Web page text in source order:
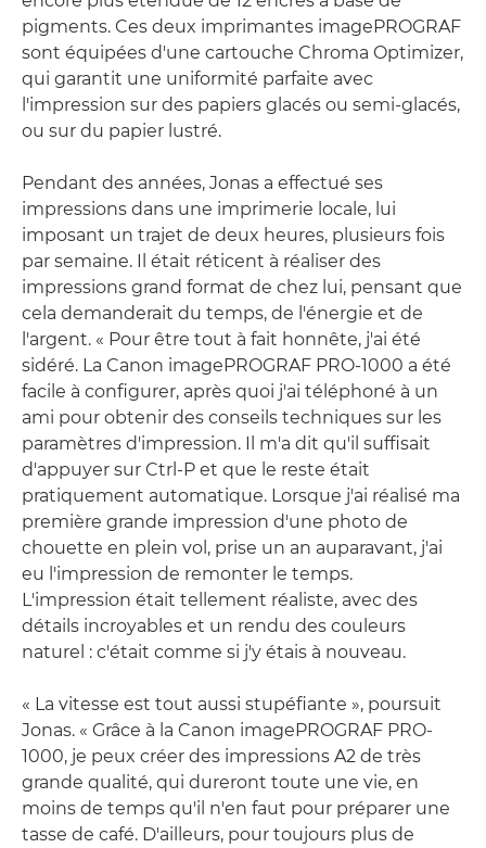
pigments. Ces deux imprimantes imagePROGRAF
sont équipées d'une cartouche Chroma Optimizer,
qui garantit une uniformité parfaite avec
l'impression sur des papiers glacés ou semi-glacés,
ou sur du papier lustré.
Pendant des années, Jonas a effectué ses
impressions dans une imprimerie locale, lui
imposant un trajet de deux heures, plusieurs fois
par semaine. Il était réticent à réaliser des
impressions grand format de chez lui, pensant que
cela demanderait du temps, de l'énergie et de
l'argent. « Pour être tout à fait honnête, j'ai été
sidéré. La Canon imagePROGRAF PRO-1000 a été
facile à configurer, après quoi j'ai téléphoné à un
ami pour obtenir des conseils techniques sur les
paramètres d'impression. Il m'a dit qu'il suffisait
d'appuyer sur Ctrl-P et que le reste était
pratiquement automatique. Lorsque j'ai réalisé ma
première grande impression d'une photo de
chouette en plein vol, prise un an auparavant, j'ai
eu l'impression de remonter le temps.
L'impression était tellement réaliste, avec des
détails incroyables et un rendu des couleurs
naturel : c'était comme si j'y étais à nouveau.
« La vitesse est tout aussi stupéfiante », poursuit
Jonas. « Grâce à la Canon imagePROGRAF PRO-
1000, je peux créer des impressions A2 de très
grande qualité, qui dureront toute une vie, en
moins de temps qu'il n'en faut pour préparer une
tasse de café. D'ailleurs, pour toujours plus de